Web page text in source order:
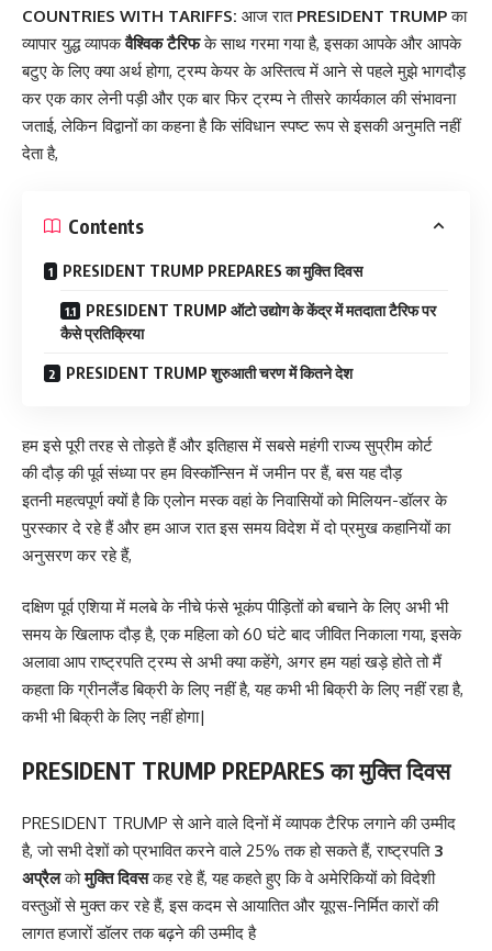
COUNTRIES WITH TARIFFS: आज रात PRESIDENT TRUMPका
व्यापार युद्ध व्यापकवैश्विक टैरिफके साथ गरमा गया है, इसका आपके और आपके
बटुए के लिए क्या अर्थ होगा, ट्रम्प केयर के अस्तित्व में आने से पहले मुझे भागदौड़
कर एक कार लेनी पड़ी और एक बार फिर ट्रम्प ने तीसरे कार्यकाल की संभावना
जताई, लेकिन विद्वानों का कहना है कि संविधान स्पष्ट रूप से इसकी अनुमति नहीं
देता है,
Contents
PRESIDENT TRUMP PREPARES का मुक्ति दिवस
PRESIDENT TRUMP ऑटो उद्योग के केंद्र में मतदाता टैरिफ पर
कैसे प्रतिक्रिया
PRESIDENT TRUMP शुरुआती चरण में कितने देश
हम इसे पूरी तरह से तोड़ते हैं और इतिहास में सबसे महंगी राज्य सुप्रीम कोर्ट
की दौड़ की पूर्व संध्या पर हम विस्कॉन्सिन में जमीन पर हैं, बस यह दौड़
इतनी महत्वपूर्ण क्यों है कि एलोन मस्क वहां के निवासियों को मिलियन-डॉलर के
पुरस्कार दे रहे हैं और हम आज रात इस समय विदेश में दो प्रमुख कहानियों का
अनुसरण कर रहे हैं,
दक्षिण पूर्व एशिया में मलबे के नीचे फंसे भूकंप पीड़ितों को बचाने के लिए अभी भी
समय के खिलाफ दौड़ है, एक महिला को 60 घंटे बाद जीवित निकाला गया, इसके
अलावा आप राष्ट्रपति ट्रम्प से अभी क्या कहेंगे, अगर हम यहां खड़े होते तो मैं
कहता कि ग्रीनलैंड बिक्री के लिए नहीं है, यह कभी भी बिक्री के लिए नहीं रहा है,
कभी भी बिक्री के लिए नहीं होगा|
PRESIDENT TRUMP PREPARES कामुक्ति दिवस
PRESIDENT TRUMP से आने वाले दिनों में व्यापक टैरिफ लगाने की उम्मीद
है, जो सभी देशों को प्रभावित करने वाले 25% तक हो सकते हैं, राष्ट्रपति 3
अप्रैलकोमुक्ति दिवसकह रहे हैं, यह कहते हुए कि वे अमेरिकियों को विदेशी
वस्तुओं से मुक्त कर रहे हैं, इस कदम से आयातित और यूएस-निर्मित कारों की
लागत हजारों डॉलर तक बढ़ने की उम्मीद है